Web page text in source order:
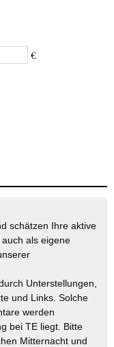
€
schätzen Ihre aktive
als eigene
Unterstellungen,
und Links. Solche
werden
bei TE liegt. Bitte
Mitternacht und